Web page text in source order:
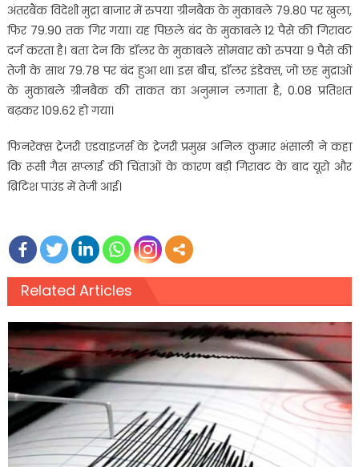
अंतरबैंक विदेशी मुद्रा बाजार में रुपया ग्रीनबैक के मुकाबले 79.80 पर खुला,
फिर 79.90 तक गिर गया। यह पिछले बंद के मुकाबले 12 पैसे की गिरावट
दर्ज करता है। बता देन कि डॉलर के मुकाबले सोमवार को रुपया 9 पैसे की
तेजी के साथ 79.78 पर बंद हुआ था। इस बीच, डॉलर इंडेक्स, जो छह मुद्राओं
के मुकाबले ग्रीनबैक की ताकत का अनुमान लगाता है, 0.08 प्रतिशत
बढ़कर 109.62 हो गया।
फिनरेक्स ट्रेजरी एडवाइजर्स के ट्रेजरी प्रमुख अनिल कुमार भंसाली ने कहा
कि रूसी गैस सप्लाई की चिंताओं के कारण बड़ी गिरावट के बाद यूरो और
ब्रिटिश पाउंड में तेजी आई।
Related Articles